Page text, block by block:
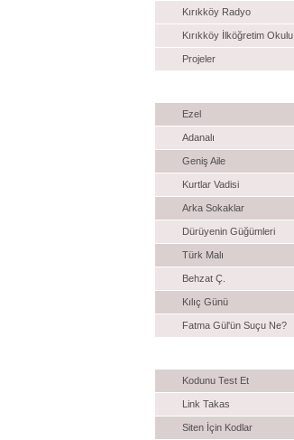
Kırıkköy Radyo
Kırıkköy İlköğretim Okulu
Projeler
Ezel
Adanalı
Geniş Aile
Kurtlar Vadisi
Arka Sokaklar
Dürüyenin Güğümleri
Türk Malı
Behzat Ç.
Kılıç Günü
Fatma Gül'ün Suçu Ne?
Kodunu Test Et
Link Takas
Siten İçin Kodlar